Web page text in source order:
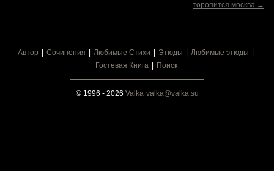
торопится москва →
Автор Сочинения Любимые Стихи Этюды
Любимые этюды
Гостевая Книга
Поиск
© 1996 - 2026 Valka valka@valka.su